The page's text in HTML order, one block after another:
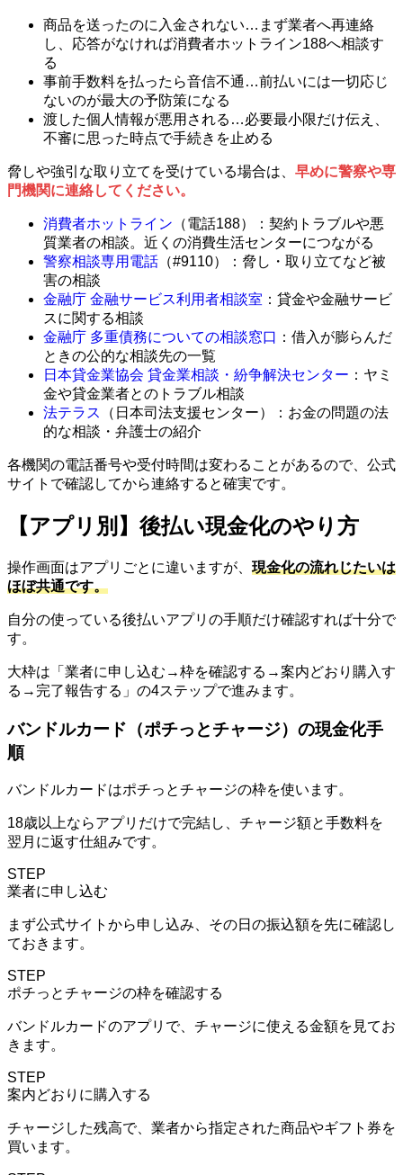
商品を送ったのに入金されない…まず業者へ再連絡
し、応答がなければ消費者ホットライン188へ相談す
る
事前手数料を払ったら音信不通…前払いには一切応じ
ないのが最大の予防策になる
渡した個人情報が悪用される…必要最小限だけ伝え、
不審に思った時点で手続きを止める
脅しや強引な取り立てを受けている場合は、 早めに警察や専
門機関に連絡してください。
消費者ホットライン （電話188）：契約トラブルや悪
質業者の相談。近くの消費生活センターにつながる
警察相談専用電話 （#9110）：脅し・取り立てなど被
害の相談
金融庁 金融サービス利用者相談室 ：貸金や金融サービ
スに関する相談
金融庁 多重債務についての相談窓口 ：借入が膨らんだ
ときの公的な相談先の一覧
日本貸金業協会 貸金業相談・紛争解決センター ：ヤミ
金や貸金業者とのトラブル相談
法テラス
（日本司法支援センター）：お金の問題の法
的な相談・弁護士の紹介
各機関の電話番号や受付時間は変わることがあるので、公式
サイトで確認してから連絡すると確実です。
【アプリ別】後払い現金化のやり方
操作画面はアプリごとに違いますが、 現金化の流れじたいは
ほぼ共通です。
自分の使っている後払いアプリの手順だけ確認すれば十分で
す。
大枠は「業者に申し込む→枠を確認する→案内どおり購入す
る→完了報告する」の4ステップで進みます。
バンドルカード（ポチっとチャージ）の現金化手
順
バンドルカードはポチっとチャージの枠を使います。
18歳以上ならアプリだけで完結し、チャージ額と手数料を
翌月に返す仕組みです。
STEP
業者に申し込む
まず公式サイトから申し込み、その日の振込額を先に確認し
ておきます。
STEP
ポチっとチャージの枠を確認する
バンドルカードのアプリで、チャージに使える金額を見てお
きます。
STEP
案内どおりに購入する
チャージした残高で、業者から指定された商品やギフト券を
買います。